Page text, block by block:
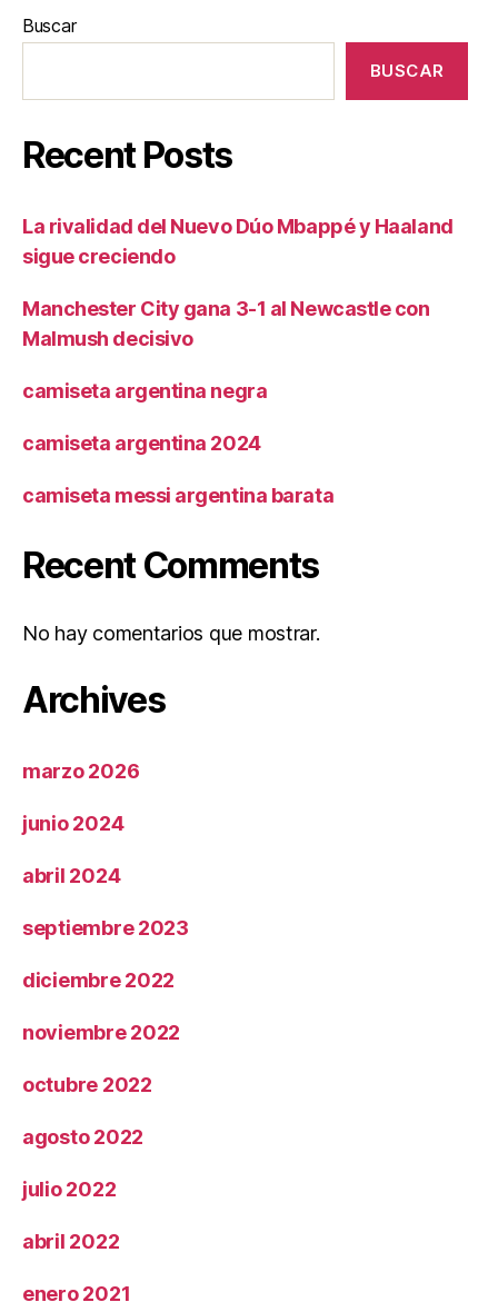
Buscar
BUSCAR
Recent Posts
La rivalidad del Nuevo Dúo Mbappé y Haaland
sigue creciendo
Manchester City gana 3-1 al Newcastle con
Malmush decisivo
camiseta argentina negra
camiseta argentina 2024
camiseta messi argentina barata
Recent Comments
No hay comentarios que mostrar.
Archives
marzo 2026
junio 2024
abril 2024
septiembre 2023
diciembre 2022
noviembre 2022
octubre 2022
agosto 2022
julio 2022
abril 2022
enero 2021